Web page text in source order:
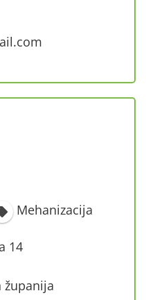
Mehanizacija
14
županija